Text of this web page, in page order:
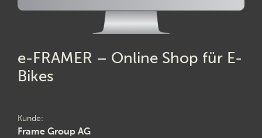
Logbuch
e-FRAMER – Online Shop für E-
Bikes
Kunde
Frame Group AG